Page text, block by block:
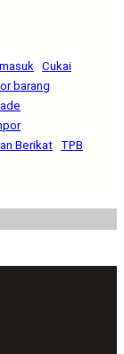
Cukai
barang
Berikat TPB